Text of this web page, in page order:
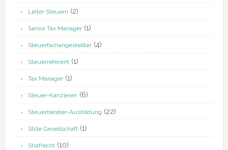
Leiter Steuern (2)
Senior Tax Manager(1)
Steuerfachangestellter(4)
Steuerreferent(1)
Tax Manager(1)
Steuer-Kanzleien (6)
Steuerberater-Ausbildung (22)
Stille Gesellschaft(1)
Strafrecht(10)